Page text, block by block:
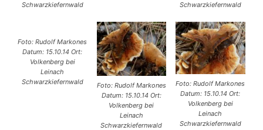
Schwarzkiefernwald
Schwarzkiefernwald
Foto: Rudolf Markones
Datum: 15.10.14 Ort:
Volkenberg bei
Leinach
Schwarzkiefernwald
Foto: Rudolf Markones
Datum: 15.10.14 Ort:
Volkenberg bei
Leinach
Schwarzkiefernwald
Foto: Rudolf Markones
Datum: 15.10.14 Ort:
Volkenberg bei
Leinach
Schwarzkiefernwald